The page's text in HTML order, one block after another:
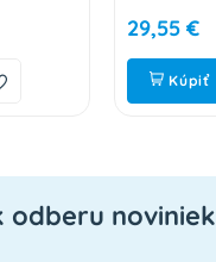
29,55 €
Kúpiť
odberu noviniek